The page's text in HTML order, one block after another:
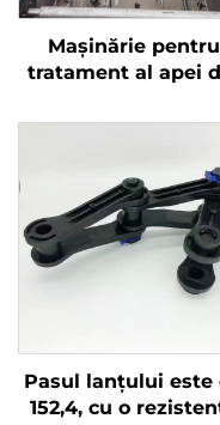
Mașinărie pentru
tratament al apei
apei reziduale
Pasul lanțului este
152,4, cu o